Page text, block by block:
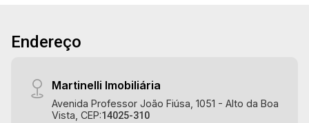
Endereço
Martinelli Imobiliária
Avenida Professor João Fiúsa, 1051 - Alto da Boa
Vista, CEP:14025-310